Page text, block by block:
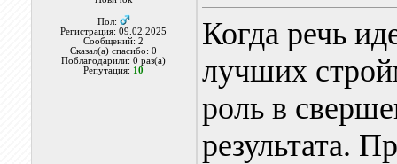
Пол:
Регистрация: 09.02.2025
Сообщений: 2
Сказал(а) спасибо: 0
Поблагодарили: 0 раз(а)
Репутация: 10
Когда речь
лучших
роль в
результата.